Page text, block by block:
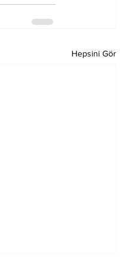
Hepsini Gör